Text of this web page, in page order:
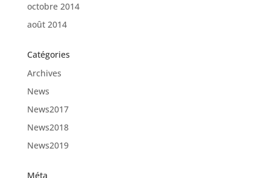
octobre 2014
août 2014
Catégories
Archives
News
News2017
News2018
News2019
Méta